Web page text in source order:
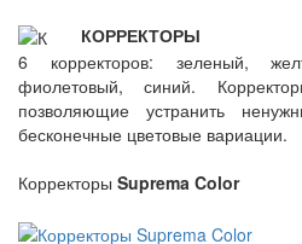
КОРРЕКТОРЫ
6 корректоров: зеленый,
фиолетовый, синий.
позволяющие устранить
бесконечные цветовые вариации.
Корректоры Suprema Color